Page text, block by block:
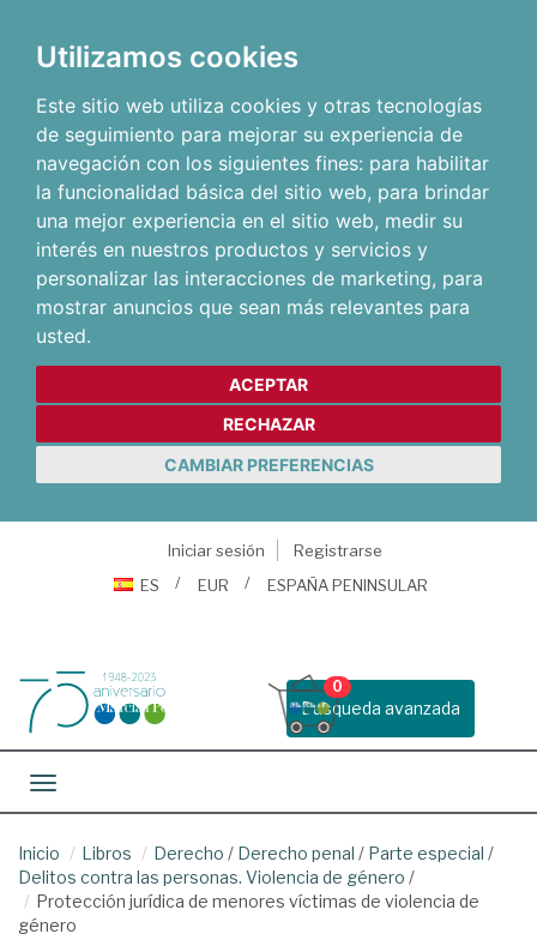
Utilizamos cookies
Este sitio web utiliza cookies y otras tecnologías
de seguimiento para mejorar su experiencia de
navegación con los siguientes fines: para habilitar
la funcionalidad básica del sitio web, para brindar
una mejor experiencia en el sitio web, medir su
interés en nuestros productos y servicios y
personalizar las interacciones de marketing, para
mostrar anuncios que sean más relevantes para
usted.
ACEPTAR
RECHAZAR
CAMBIAR PREFERENCIAS
Iniciar sesión
Registrarse
ES
EUR ESPAÑA PENINSULAR
Busqueda avanzada
0
Toggle navigation
Inicio Libros Derecho / Derecho penal / Parte especial /
Delitos contra las personas. Violencia de género /
Protección jurídica de menores víctimas de violencia de
género